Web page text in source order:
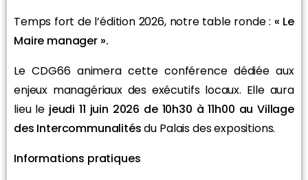
Temps fort de l’édition 2026, notre table ronde : « Le
Maire manager ».
Le CDG66 animera cette conférence dédiée aux
enjeux managériaux des exécutifs locaux. Elle aura
lieu le jeudi 11 juin 2026 de 10h30 à 11h00 au Village
des Intercommunalitésdu Palais des expositions.
Informations pratiques